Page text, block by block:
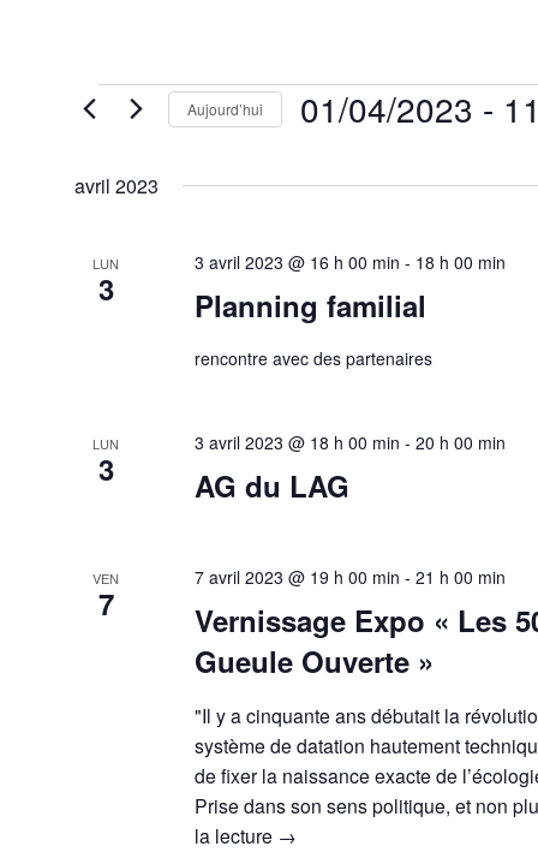
Évènements Aujourd’hui 01/04/2023 -
date.
avril 2023
LUN
3 Planning familial
3 avril 2023 @ 16 h 00 min - 18 h 00 min
rencontre avec des partenaires
LUN
3 AG du LAG
3 avril 2023 @ 18 h 00 min -20 h 00 min
VEN
7
Vernissage Expo « Les
Gueule Ouverte »
7 avril 2023 @ 19 h 00 min -21 h 00 min
"Il y a cinquante ans débutait la
système de datation hautement
de fixer la naissance exacte de
Prise dans son sens politique, et non
la lecture →